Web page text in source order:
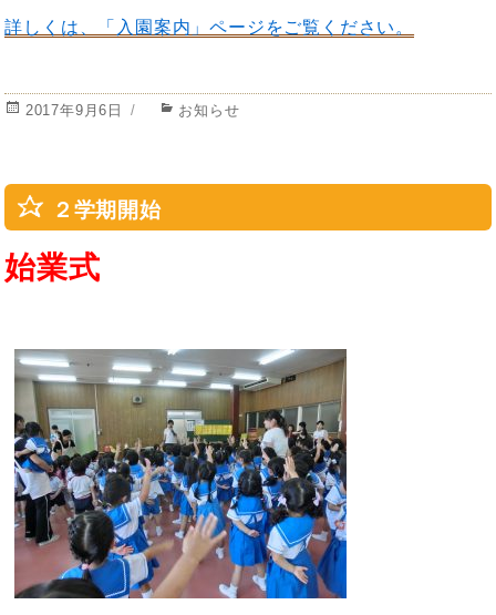
詳しくは、「入園案内」ページをご覧ください。
投
2017年9月6日
カ
お知らせ
２学期開始
始業式